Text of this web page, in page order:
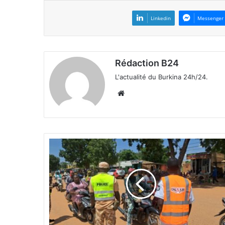
Linkedin Messenger
Rédaction B24
L'actualité du Burkina 24h/24.
te
i
n
i
a
r
é
: